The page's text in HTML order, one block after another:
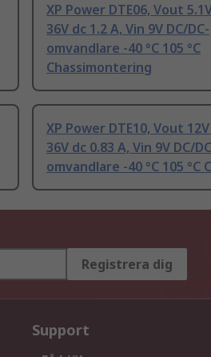
XP Power DTE06, Vout
36V dc 1.2 A, Vin 9V DC/DC-
omvandlare -40 °C 105 °C
Chassimontering
XP Power DTE10, Vout
36V dc 0.83 A, Vin 9V DC/
omvandlare -40 °C 105 °C
Registrera dig
Support